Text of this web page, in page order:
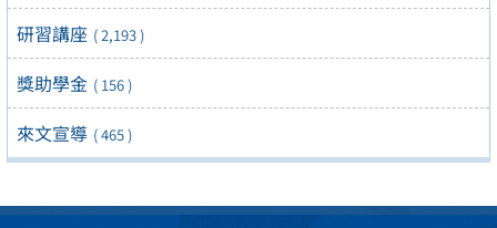
研習講座 ( 2,193 )
獎助學金 ( 156 )
來文宣導 ( 465 )